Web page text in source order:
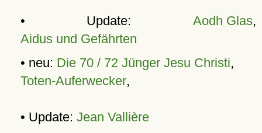
• Update: Aodh Glas,
Aidus und Gefährten
• neu: Die 70 / 72 Jünger Jesu Christi,
Toten-Auferwecker,
• Update: Jean Vallière